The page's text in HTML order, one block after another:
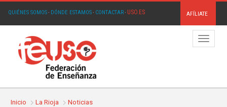
QUIÉNES SOMOS· DÓNDE ESTAMOS· CONTACTAR· USO.ES AFÍLIATE
Menú
Inicio La Rioja Noticias